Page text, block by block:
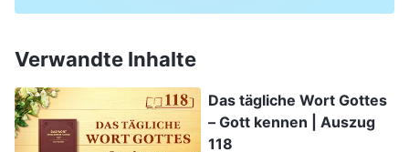
Verwandte Inhalte
Das tägliche Wort Gottes
– Gott kennen | Auszug
118